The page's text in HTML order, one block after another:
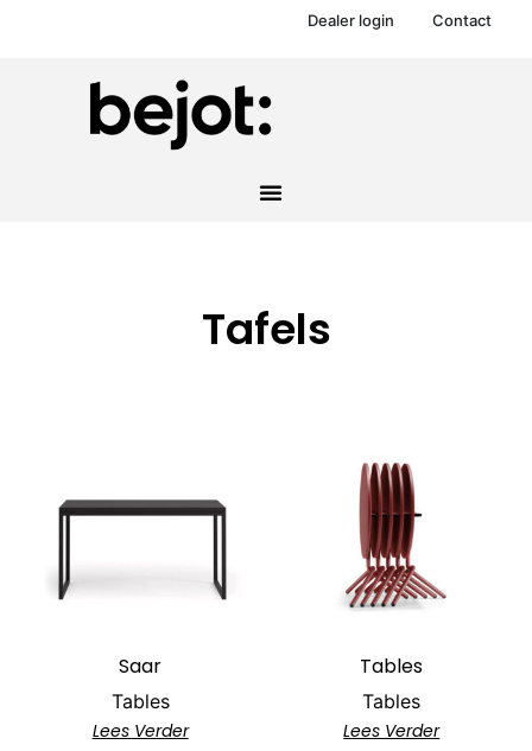
Dealer login Contact
Tafels
Saar
Tables
Lees Verder
Tables
Tables
Lees Verder